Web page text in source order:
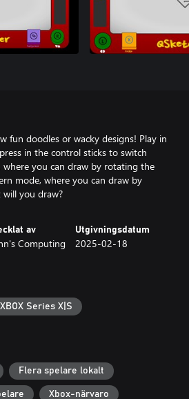
fun doodles or wacky designs! Play in
in the control sticks to switch
where you can draw by rotating the
mode, where you can draw by
you draw?
av
Computing
Utgivningsdatum
2025-02-18
XBOX Series X|S
Flera spelare lokalt
Xbox-närvaro